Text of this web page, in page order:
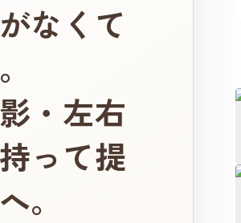
なくて
・左右
って提
。